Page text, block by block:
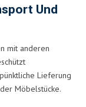
Und
mit anderen
Lieferung
Möbelstücke.